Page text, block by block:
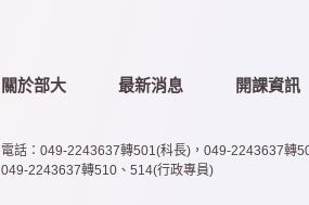
關於部大 最新消息 開課資訊
電話：049-2243637轉501(科長)，049-2243637轉
049-2243637轉510、514(行政專員)